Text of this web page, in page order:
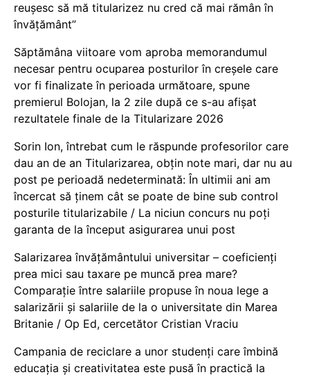
reușesc să mă titularizez nu cred că mai rămân în
învățământ”
Săptămâna viitoare vom aproba memorandumul
necesar pentru ocuparea posturilor în creșele care
vor fi finalizate în perioada următoare, spune
premierul Bolojan, la 2 zile după ce s-au afișat
rezultatele finale de la Titularizare 2026
Sorin Ion, întrebat cum le răspunde profesorilor care
dau an de an Titularizarea, obțin note mari, dar nu au
post pe perioadă nedeterminată: În ultimii ani am
încercat să ținem cât se poate de bine sub control
posturile titularizabile / La niciun concurs nu poți
garanta de la început asigurarea unui post
Salarizarea învățământului universitar – coeficienți
prea mici sau taxare pe muncă prea mare?
Comparație între salariile propuse în noua lege a
salarizării și salariile de la o universitate din Marea
Britanie / Op Ed, cercetător Cristian Vraciu
Campania de reciclare a unor studenți care îmbină
educația și creativitatea este pusă în practică la